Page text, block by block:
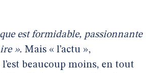
est formidable, passionnante
». Mais « l’actu »,
beaucoup moins, en tout